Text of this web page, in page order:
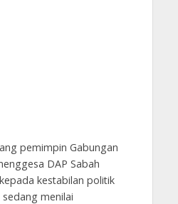
pemimpin Gabungan
DAP Sabah
kestabilan politik
menilai